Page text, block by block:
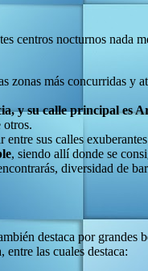
centros nocturnos nada
zonas más concurridas y
y su calle principal es
otros.
entre sus calles
, siendo allí donde se
diversidad de
destaca por grandes
las cuales destaca: